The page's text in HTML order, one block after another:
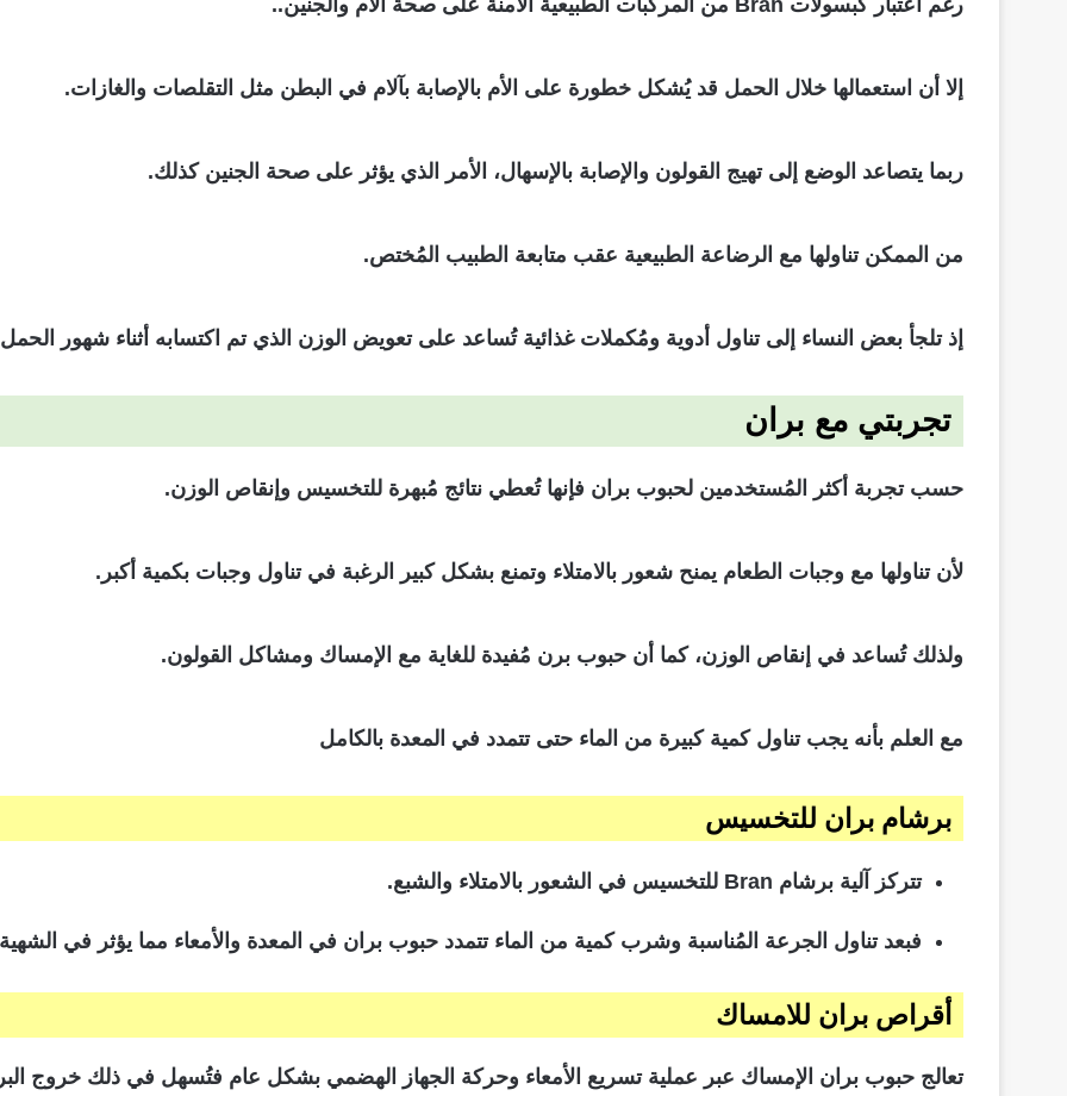
إلا أن استعمالها خلال الحمل قد يُشكل خطورة على الأم بالإصابة بآلام في البطن مثل التقلصات والغازات.
ربما يتصاعد الوضع إلى تهيج القولون والإصابة بالإسهال، الأمر الذي يؤثر على صحة الجنين كذلك.
من الممكن تناولها مع الرضاعة الطبيعية عقب متابعة الطبيب المُختص.
إذ تلجأ بعض النساء إلى تناول أدوية ومُكملات غذائية تُساعد على تعويض الوزن الذي تم اكتسابه أثناء شهور
تجربتي مع بران
حسب تجربة أكثر المُستخدمين لحبوب بران فإنها تُعطي نتائج مُبهرة للتخسيس وإنقاص الوزن.
لأن تناولها مع وجبات الطعام يمنح شعور بالامتلاء وتمنع بشكل كبير الرغبة في تناول وجبات بكمية أكبر.
ولذلك تُساعد في إنقاص الوزن، كما أن حبوب برن مُفيدة للغاية مع الإمساك ومشاكل القولون.
مع العلم بأنه يجب تناول كمية كبيرة من الماء حتى تتمدد في المعدة بالكامل
برشام بران للتخسيس
تتركز آلية برشام Bran للتخسيس في الشعور بالامتلاء والشبع.
فبعد تناول الجرعة المُناسبة وشرب كمية من الماء تتمدد حبوب بران في المعدة والأمعاء مما يؤثر في الشهية
أقراص بران للامساك
تعالج حبوب بران الإمساك عبر عملية تسريع الأمعاء وحركة الجهاز الهضمي بشكل عام فتُسهل في ذلك خروج